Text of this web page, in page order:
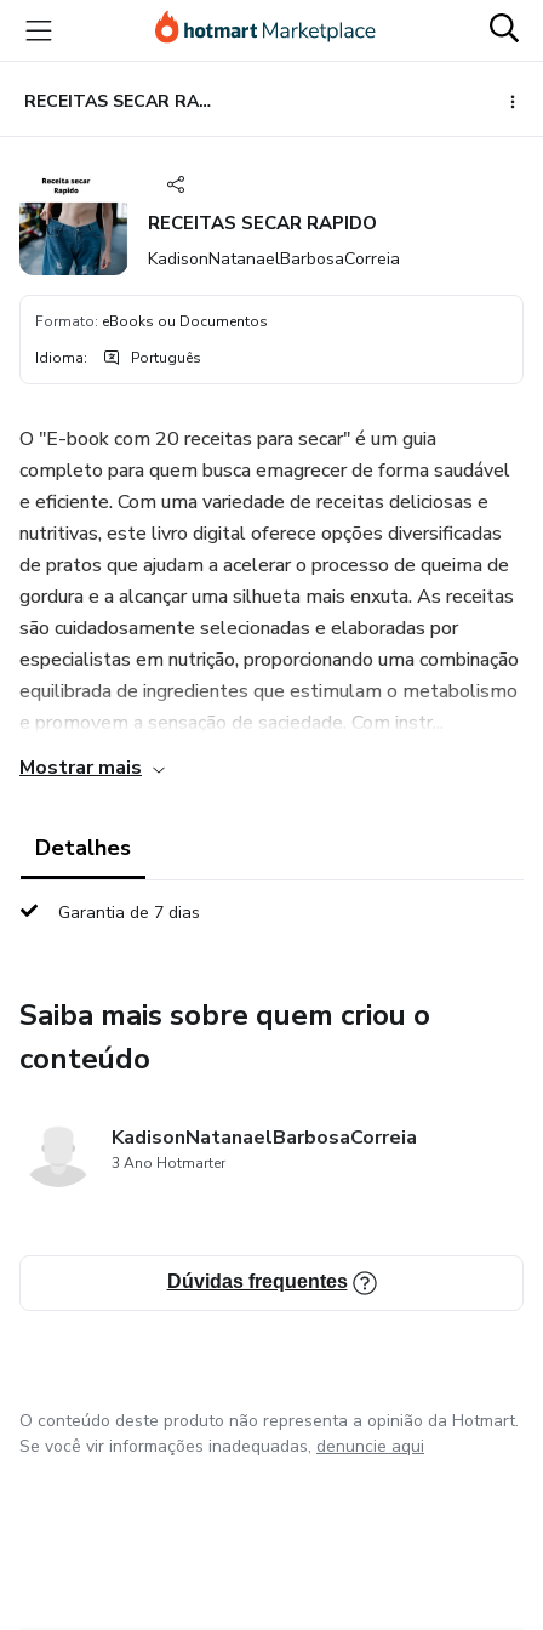
para
conteúdo
principal
para
pagamento
para
rodapé
RECEITAS SECAR RAPIDO
RECEITAS SECAR RAPIDO
KadisonNatanaelBarbosaCorreia
Formato: eBooks ou Documentos
Idioma: Português
O "E-book com 20 receitas para secar" é um guia
completo para quem busca emagrecer de forma saudável
e eficiente. Com uma variedade de receitas deliciosas e
nutritivas, este livro digital oferece opções diversificadas
de pratos que ajudam a acelerar o processo de queima de
gordura e a alcançar uma silhueta mais enxuta. As receitas
são cuidadosamente selecionadas e elaboradas por
especialistas em nutrição, proporcionando uma combinação
equilibrada de ingredientes que estimulam o metabolismo
e promovem a sensação de saciedade. Com instr...
Mostrar mais
Detalhes
Garantia de 7 dias
Saiba mais sobre quem criou o
conteúdo
KadisonNatanaelBarbosaCorreia
3 Ano Hotmarter
Dúvidas frequentes
O conteúdo deste produto não representa a opinião da Hotmart.
Se você vir informações inadequadas, denuncie aqui